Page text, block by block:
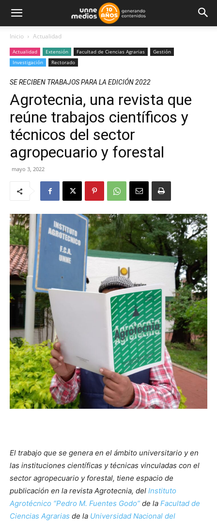
Inicio Actualidad
Actualidad Extensión Facultad de Ciencias Agrarias
Gestión
Investigación
Rectorado
SE RECIBEN TRABAJOS PARA LA EDICIÓN 2022
Agrotecnia, una revista que
reúne trabajos científicos y
técnicos del sector
agropecuario y forestal
mayo 3, 2022
El trabajo que se genera en el ámbito universitario y en
las instituciones científicas y técnicas vinculadas con el
sector agropecuario y forestal, tiene espacio de
publicación en la revista Agrotecnia, del Instituto
Agrotécnico “Pedro M. Fuentes Godo” de la Facultad de
Ciencias Agrarias de la Universidad Nacional del